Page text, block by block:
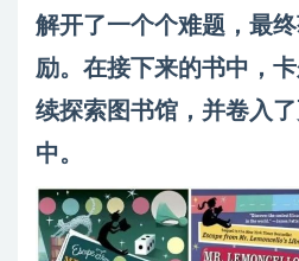
解开了一个个难题，最
励。在接下来的书中，
续探索图书馆，并卷入
中。